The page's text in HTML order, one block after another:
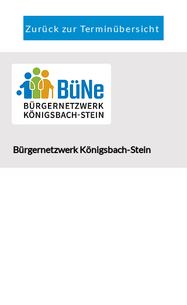
Zurück zur Terminübersicht
Bürgernetzwerk Königsbach-Stein